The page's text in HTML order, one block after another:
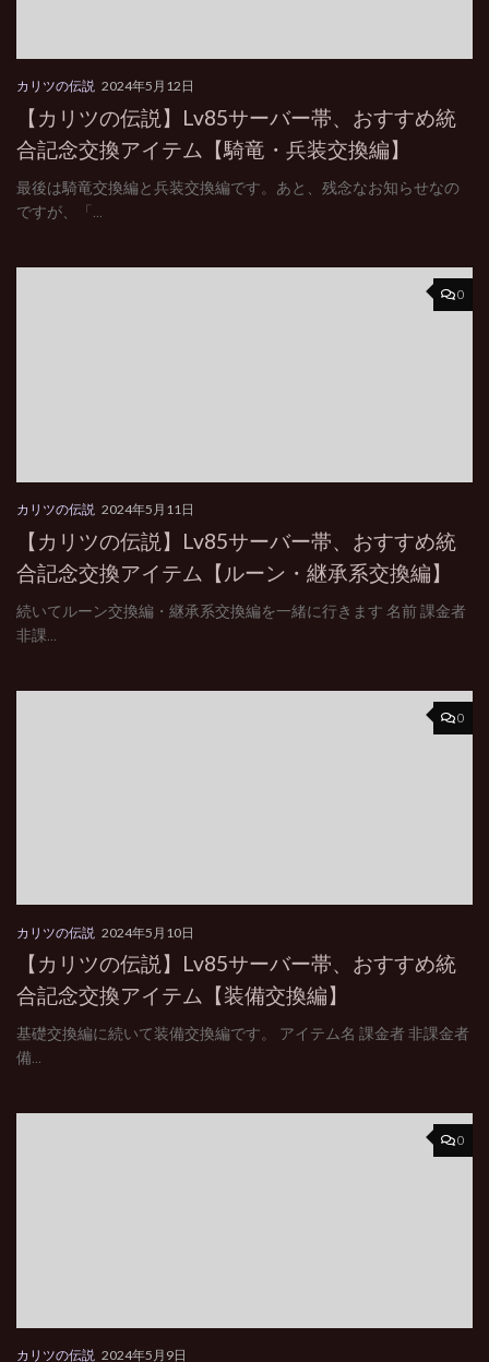
カリツの伝説 2024年5月12日
【カリツの伝説】Lv85サーバー帯、おすすめ統
合記念交換アイテム【騎竜・兵装交換編】
最後は騎竜交換編と兵装交換編です。あと、残念なお知らせなの
ですが、「...
0
カリツの伝説 2024年5月11日
【カリツの伝説】Lv85サーバー帯、おすすめ統
合記念交換アイテム【ルーン・継承系交換編】
続いてルーン交換編・継承系交換編を一緒に行きます 名前 課金者
非課...
0
カリツの伝説 2024年5月10日
【カリツの伝説】Lv85サーバー帯、おすすめ統
合記念交換アイテム【装備交換編】
基礎交換編に続いて装備交換編です。 アイテム名 課金者 非課金者
備...
0
カリツの伝説 2024年5月9日